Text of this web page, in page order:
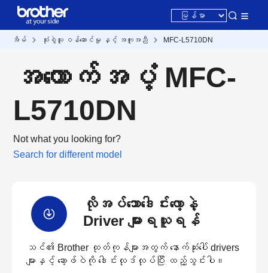
အိမ် သုံးစွဲသူ ဝန်ဆောင်မှု နှင့် အကူအညီ MFC-L5710DN
အထောက်အပံ့ MFC-
L5710DN
Not what you looking for?
Search for different model
လိုအပ်သောဒေါင်းလော့နဲ့
Driver များရယူရန်
သင်၏ Brother ထုတ်ကုန်များအတွက် နောက်ဆုံးပေါ် drivers
များနှင့် ဆော့ဖ်ဝဲကို ဒေါင်းလုဒ်လုပ်ပြီး ထည့်သွင်းပါ။